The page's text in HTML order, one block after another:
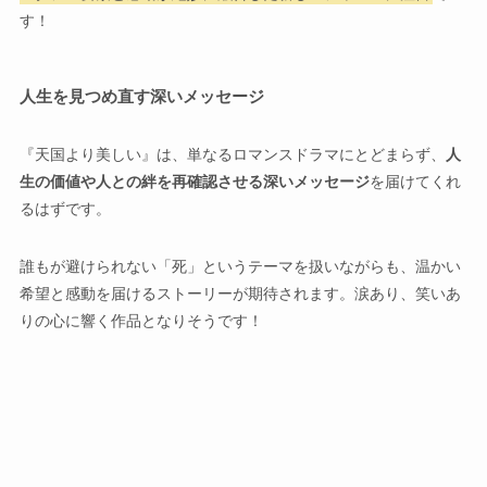
す！
人生を見つめ直す深いメッセージ
『天国より美しい』は、単なるロマンスドラマにとどまらず、
人
生の価値や人との絆を再確認させる深いメッセージを届けてくれ
るはずです。
誰もが避けられない「死」というテーマを扱いながらも、温かい
希望と感動を届けるストーリーが期待されます。涙あり、笑いあ
りの心に響く作品となりそうです！